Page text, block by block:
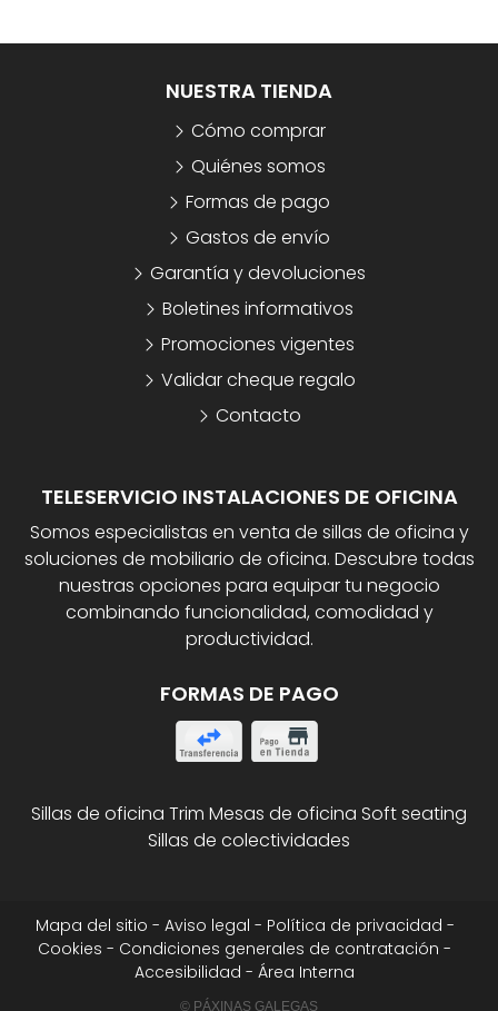
TELESERVICIO INSTALACIONES DE OFICINA
Somos especialistas en venta de sillas de oficina y
soluciones de mobiliario de oficina. Descubre todas
nuestras opciones para equipar tu negocio
combinando funcionalidad, comodidad y
productividad.
FORMAS DE PAGO
NUESTRA TIENDA
Cómo comprar
Quiénes somos
Formas de pago
Gastos de envío
Garantía y devoluciones
Boletines informativos
Promociones vigentes
Validar cheque regalo
Contacto
Sillas de oficina Trim Mesas de oficina Soft seating
Sillas de colectividades
Mapa del sitio - Aviso legal - Política de privacidad -
Cookies - Condiciones generales de contratación -
Accesibilidad - Área Interna
© PÁXINAS GALEGAS